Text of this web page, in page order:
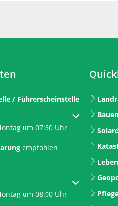
/ Führerscheinstelle
Öffnungs- oder Schließzeiten
um 07:30 Uhr
empfohlen
Öffnungs- oder Schließzeiten
um 08:00 Uhr